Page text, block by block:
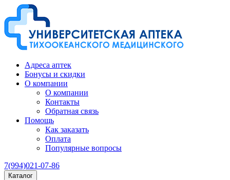
Адреса аптек
Бонусы и скидки
О компании
О компании
Контакты
Обратная связь
Помощь
Как заказать
Оплата
Популярные вопросы
7(994)021-07-86
Каталог